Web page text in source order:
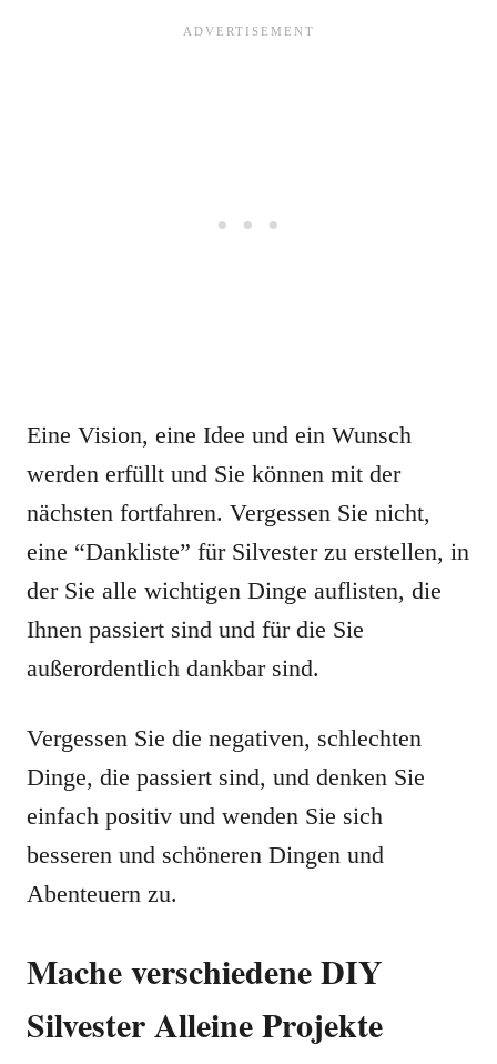
Eine Vision, eine Idee und ein Wunsch
werden erfüllt und Sie können mit der
nächsten fortfahren. Vergessen Sie nicht,
eine “Dankliste” für Silvester zu erstellen, in
der Sie alle wichtigen Dinge auflisten, die
Ihnen passiert sind und für die Sie
außerordentlich dankbar sind.
Vergessen Sie die negativen, schlechten
Dinge, die passiert sind, und denken Sie
einfach positiv und wenden Sie sich
besseren und schöneren Dingen und
Abenteuern zu.
Mache verschiedene DIY
Silvester Alleine Projekte